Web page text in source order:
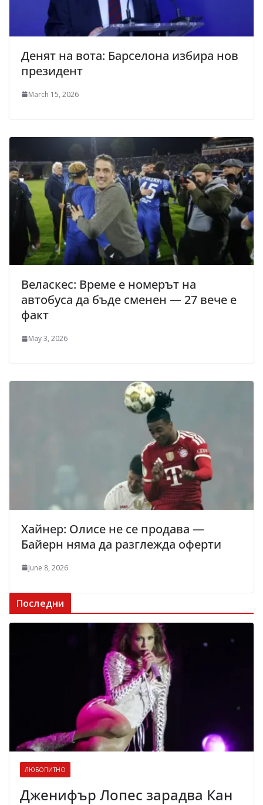
Денят на вота: Барселона избира нов
президент
March 15, 2026
Веласкес: Време е номерът на
автобуса да бъде сменен — 27 вече е
факт
May 3, 2026
Хайнер: Олисе не се продава —
Байерн няма да разглежда оферти
June 8, 2026
Последни
ЛЮБОПИТНО
Дженифър Лопес зарадва Кан